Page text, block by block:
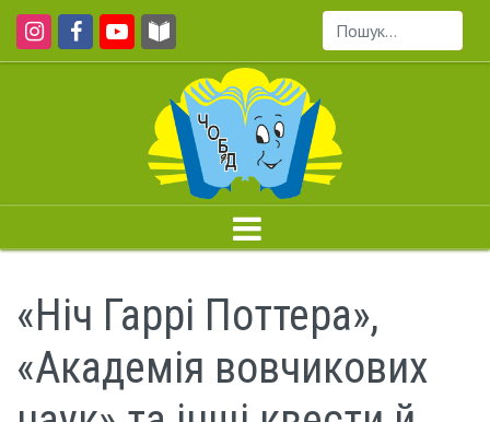
Пошук...
«Ніч Гаррі Поттера»,
«Академія вовчикових